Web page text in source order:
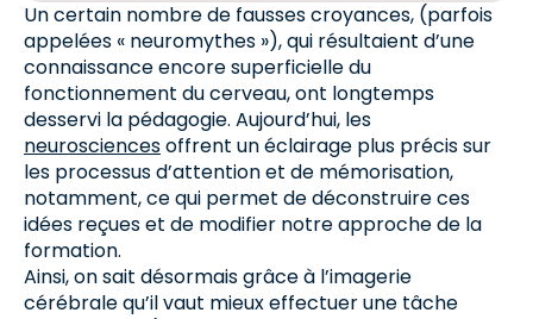
Un certain nombre de fausses croyances, (parfois
appelées « neuromythes »), qui résultaient d’une
connaissance encore superficielle du
fonctionnement du cerveau, ont longtemps
desservi la pédagogie. Aujourd’hui, les
neurosciencesoffrent un éclairage plus précis sur
les processus d’attention et de mémorisation,
notamment, ce qui permet de déconstruire ces
idées reçues et de modifier notre approche de la
formation.
Ainsi, on sait désormais grâce à l’imagerie
cérébrale qu’il vaut mieux effectuer une tâche